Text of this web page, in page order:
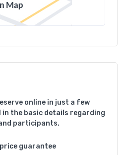
online in just a few
in the basic details regarding
participants.
guarantee